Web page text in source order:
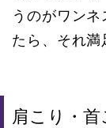
うのがワン
たら、それ満
肩こり・